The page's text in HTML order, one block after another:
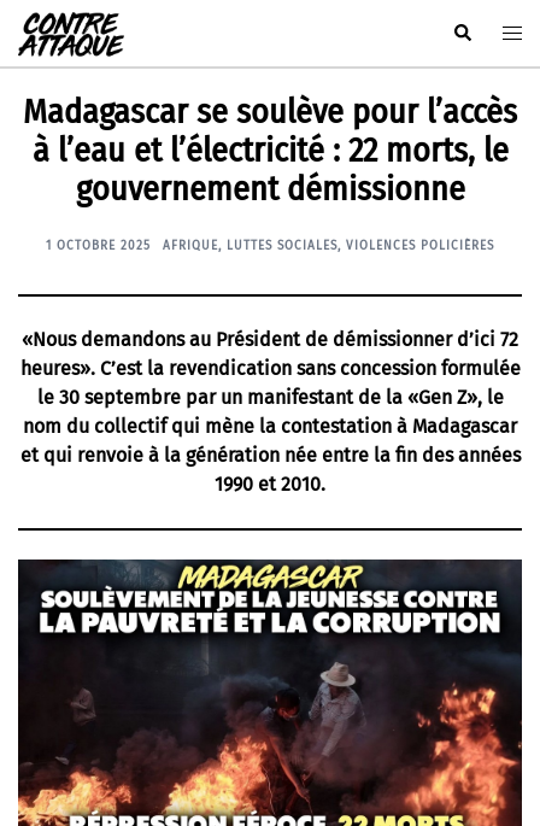
Aller
au
contenu
Rechercher
Madagascar se soulève pour l’accès
à l’eau et l’électricité : 22 morts, le
gouvernement démissionne
1 OCTOBRE 2025 AFRIQUE, LUTTES SOCIALES, VIOLENCES POLICIÈRES
«Nous demandons au Président de démissionner d’ici 72
heures». C’est la revendication sans concession formulée
le 30 septembre par un manifestant de la «Gen Z», le
nom du collectif qui mène la contestation à Madagascar
et qui renvoie à la génération née entre la fin des années
1990 et 2010.